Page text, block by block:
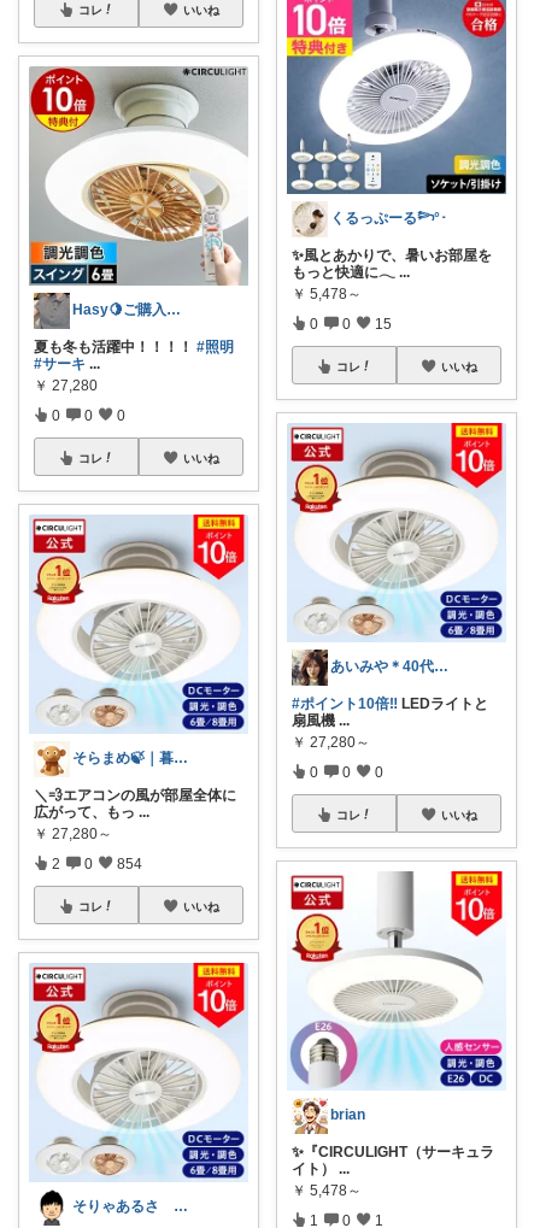
コレ いいね
Hasy🍋ご購入ありがとうございます
夏も冬も活躍中！！！！ #照明
#サーキ ...
￥ 27,280
0 0 0
コレ いいね
そらまめ🍃｜暮らしの便利グッズ
＼💨エアコンの風が部屋全体に
広がって、もっ ...
￥ 27,280～
2 0 854
コレ いいね
そりゃあるさ X@soryaarusa
くるっぷーる𓆸°･
✨風とあかりで、暑いお部屋を
もっと快適に𓂃 ...
￥ 5,478～
0 0 15
コレ いいね
あいみや＊40代🌷くらしを楽しむ
#ポイント10倍‼️ LEDライトと
扇風機 ...
￥ 27,280～
0 0 0
コレ いいね
brian
✨『CIRCULIGHT（サーキュラ
イト）
...
￥ 5,478～
1 0 1